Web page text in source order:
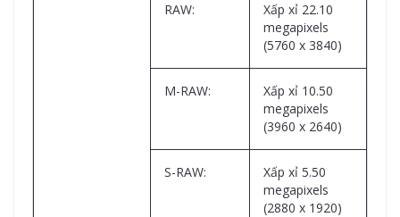
RAW:
Xấp xỉ 22.10
megapixels
(5760 x 3840)
M-RAW:
Xấp xỉ 10.50
megapixels
(3960 x 2640)
S-RAW:
Xấp xỉ 5.50
megapixels
(2880 x 1920)